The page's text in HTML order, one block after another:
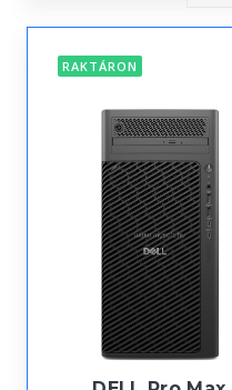
RAKTÁRON